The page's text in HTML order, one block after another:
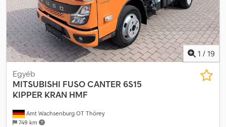
1 / 19
Amt Wachsenburg OT Thörey
749 km
Egyéb
MITSUBISHI FUSO CANTER 6S15
KIPPER KRAN HMF